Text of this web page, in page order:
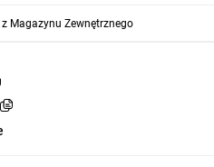
Magazynu Zewnętrznego